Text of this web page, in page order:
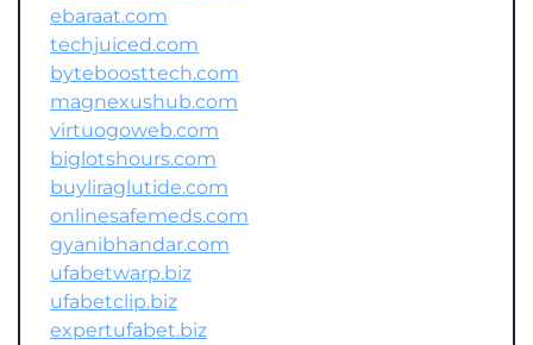
ebaraat.com
techjuiced.com
byteboosttech.com
magnexushub.com
virtuogoweb.com
biglotshours.com
buyliraglutide.com
onlinesafemeds.com
gyanibhandar.com
ufabetwarp.biz
ufabetclip.biz
expertufabet.biz